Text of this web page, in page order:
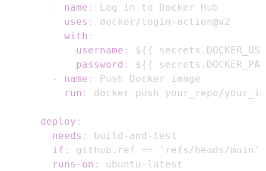
-
name :
uses : docker/login -
with :
username : ${ {
password : ${ {
-
name :
run : docker push your_repo/
deploy :
needs : build - and -
if :
runs-on : ubuntu -